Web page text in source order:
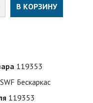
В КОРЗИНУ
119353
SWF Бескаркас
119353